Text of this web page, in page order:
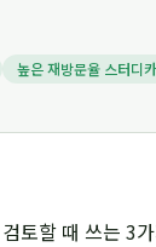
높은 재방문율 스터디
토할 때 쓰는 3